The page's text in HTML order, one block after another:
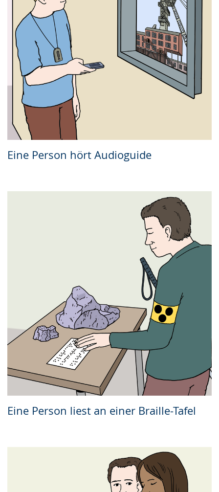
Eine Person hört Audioguide
Eine Person liest an einer Braille-Tafel